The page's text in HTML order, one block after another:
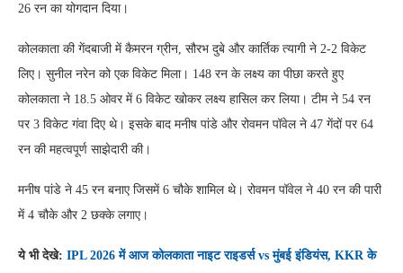
26 रन का योगदान दिया।
कोलकाता की गेंदबाजी में कैमरन ग्रीन, सौरभ दुबे और कार्तिक त्यागी ने 2-2 विकेट
लिए। सुनील नरेन को एक विकेट मिला। 148 रन के लक्ष्य का पीछा करते हुए
कोलकाता ने 18.5 ओवर में 6 विकेट खोकर लक्ष्य हासिल कर लिया। टीम ने 54 रन
पर 3 विकेट गंवा दिए थे। इसके बाद मनीष पांडे और रोवमन पॉवेल ने 47 गेंदों पर 64
रन की महत्वपूर्ण साझेदारी की।
मनीष पांडे ने 45 रन बनाए जिसमें 6 चौके शामिल थे। रोवमन पॉवेल ने 40 रन की पारी
में 4 चौके और 2 छक्के लगाए।
ये भी देखे: IPL 2026 में आज कोलकाता नाइट राइडर्स vs मुंबई इंडियंस, KKR के